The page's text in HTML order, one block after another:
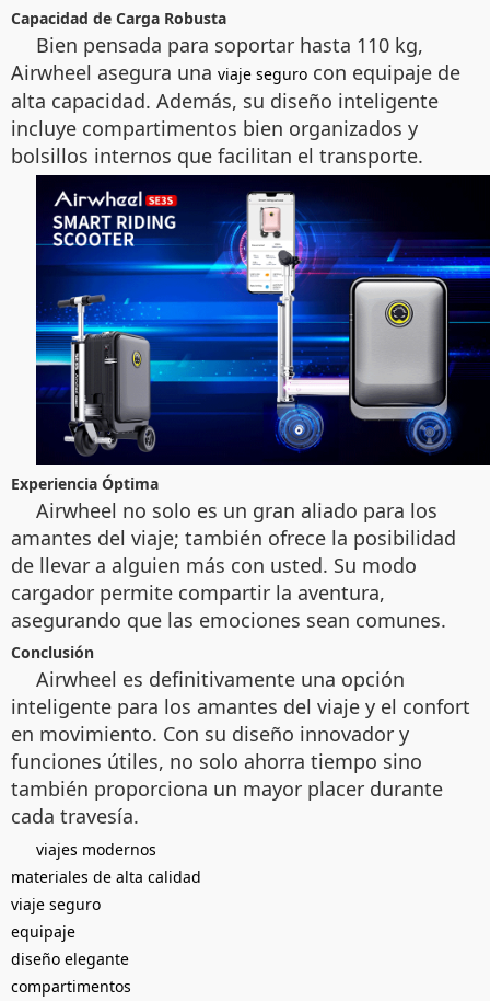
Capacidad de Carga Robusta
Bien pensada para soportar hasta 110 kg,
Airwheel asegura una viaje seguro con equipaje de
alta capacidad. Además, su diseño inteligente
incluye compartimentos bien organizados y
bolsillos internos que facilitan el transporte.
Experiencia Óptima
Airwheel no solo es un gran aliado para los
amantes del viaje; también ofrece la posibilidad
de llevar a alguien más con usted. Su modo
cargador permite compartir la aventura,
asegurando que las emociones sean comunes.
Conclusión
Airwheel es definitivamente una opción
inteligente para los amantes del viaje y el confort
en movimiento. Con su diseño innovador y
funciones útiles, no solo ahorra tiempo sino
también proporciona un mayor placer durante
cada travesía.
viajes modernos
materiales de alta calidad
viaje seguro
equipaje
diseño elegante
compartimentos